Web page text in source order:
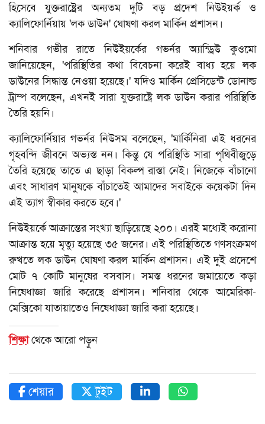
হিসেবে যুক্তরাষ্ট্রের অন্যতম দুটি বড় প্রদেশ নিউইয়র্ক ও
ক্যালিফোর্নিয়ায় 'লক ডাউন' ঘোষণা করল মার্কিন প্রশাসন।
শনিবার গভীর রাতে নিউইয়র্কের গভর্নর অ্যান্ড্রিউ কুওমো
জানিয়েছেন, 'পরিস্থিতির কথা বিবেচনা করেই বাধ্য হয়ে লক
ডাউনের সিদ্ধান্ত নেওয়া হয়েছে।' যদিও মার্কিন প্রেসিডেন্ট ডোনাল্ড
ট্রাম্প বলেছেন, এখনই সারা যুক্তরাষ্ট্রে লক ডাউন করার পরিস্থিতি
তৈরি হয়নি।
ক্যালিফোর্নিয়ার গভর্নর নিউসম বলেছেন, 'মার্কিনিরা এই ধরনের
গৃহবন্দি জীবনে অভ্যস্ত নন। কিন্তু যে পরিস্থিতি সারা পৃথিবীজুড়ে
তৈরি হয়েছে তাতে এ ছাড়া বিকল্প রাস্তা নেই। নিজেকে বাঁচানো
এবং সাধারণ মানুষকে বাঁচাতেই আমাদের সবাইকে কয়েকটা দিন
এই ত্যাগ স্বীকার করতে হবে।'
নিউইয়র্কে আক্রান্তের সংখ্যা ছাড়িয়েছে ২০০। এরই মধ্যেই করোনা
আক্রান্ত হয়ে মৃত্যু হয়েছে ৩৫ জনের। এই পরিস্থিতিতে গণসংক্রমণ
রুখতে লক ডাউন ঘোষণা করল মার্কিন প্রশাসন। এই দুই প্রদেশে
মোট ৭ কোটি মানুষের বসবাস। সমস্ত ধরনের জমায়েতে কড়া
নিষেধাজ্ঞা জারি করেছে প্রশাসন। শনিবার থেকে আমেরিকা-
মেক্সিকো যাতায়াতেও নিষেধাজ্ঞা জারি করা হয়েছে।
শিক্ষাথেকে আরো পড়ুন
শেয়ার টুইট